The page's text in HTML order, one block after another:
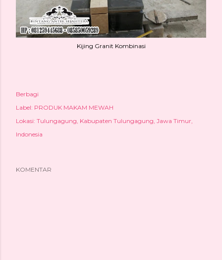
Kijing Granit Kombinasi
Berbagi
Label: PRODUK MAKAM MEWAH
Lokasi: Tulungagung, Kabupaten Tulungagung, Jawa Timur,
Indonesia
KOMENTAR